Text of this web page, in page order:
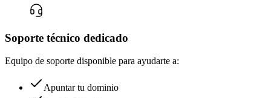
Soporte técnico dedicado
Equipo de soporte disponible para ayudarte a:
Apuntar tu dominio